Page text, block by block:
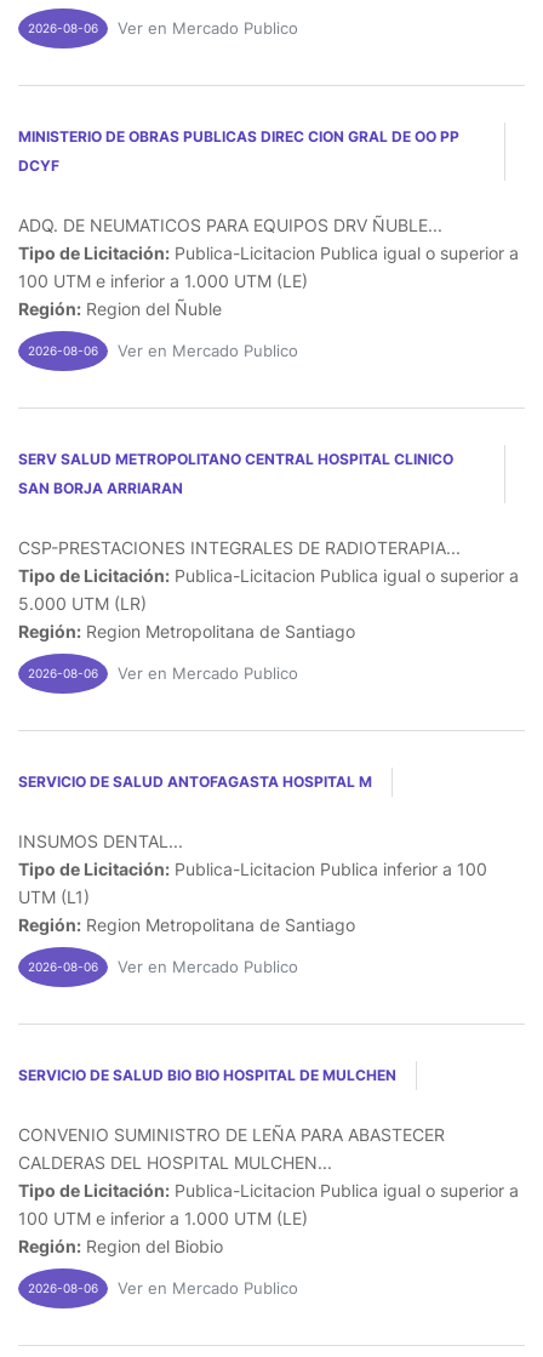
2026-08-06 Ver en Mercado Publico
MINISTERIO DE OBRAS PUBLICAS DIREC CION GRAL DE OO PP
DCYF
ADQ. DE NEUMATICOS PARA EQUIPOS DRV ÑUBLE...
Tipo de Licitación: Publica-Licitacion Publica igual o superior a
100 UTM e inferior a 1.000 UTM (LE)
Región: Region del Ñuble
2026-08-06 Ver en Mercado Publico
SERV SALUD METROPOLITANO CENTRAL HOSPITAL CLINICO
SAN BORJA ARRIARAN
CSP-PRESTACIONES INTEGRALES DE RADIOTERAPIA...
Tipo de Licitación: Publica-Licitacion Publica igual o superior a
5.000 UTM (LR)
Región: Region Metropolitana de Santiago
2026-08-06 Ver en Mercado Publico
SERVICIO DE SALUD ANTOFAGASTA HOSPITAL M
INSUMOS DENTAL...
Tipo de Licitación: Publica-Licitacion Publica inferior a 100
UTM (L1)
Región: Region Metropolitana de Santiago
2026-08-06 Ver en Mercado Publico
SERVICIO DE SALUD BIO BIO HOSPITAL DE MULCHEN
CONVENIO SUMINISTRO DE LEÑA PARA ABASTECER
CALDERAS DEL HOSPITAL MULCHEN...
Tipo de Licitación: Publica-Licitacion Publica igual o superior a
100 UTM e inferior a 1.000 UTM (LE)
Región: Region del Biobio
2026-08-06 Ver en Mercado Publico